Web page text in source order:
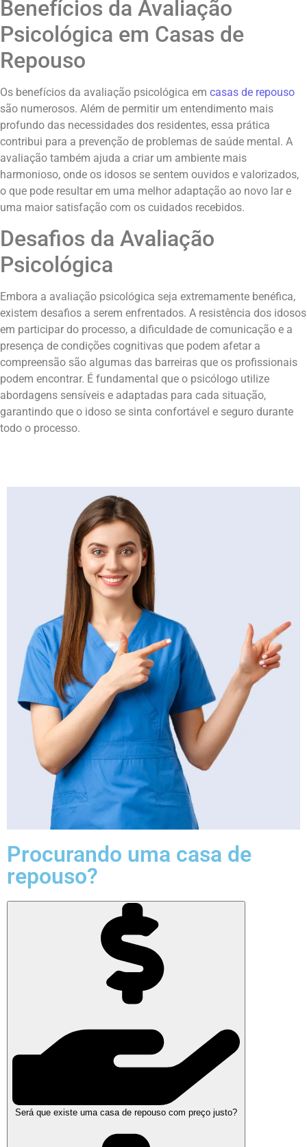
Benefícios da Avaliação
Psicológica em Casas de
Repouso
Os benefícios da avaliação psicológica em casas de repouso
são numerosos. Além de permitir um entendimento mais
profundo das necessidades dos residentes, essa prática
contribui para a prevenção de problemas de saúde mental. A
avaliação também ajuda a criar um ambiente mais
harmonioso, onde os idosos se sentem ouvidos e valorizados,
o que pode resultar em uma melhor adaptação ao novo lar e
uma maior satisfação com os cuidados recebidos.
Desafios da Avaliação
Psicológica
Embora a avaliação psicológica seja extremamente benéfica,
existem desafios a serem enfrentados. A resistência dos idosos
em participar do processo, a dificuldade de comunicação e a
presença de condições cognitivas que podem afetar a
compreensão são algumas das barreiras que os profissionais
podem encontrar. É fundamental que o psicólogo utilize
abordagens sensíveis e adaptadas para cada situação,
garantindo que o idoso se sinta confortável e seguro durante
todo o processo.
Procurando uma casa de
repouso?
Será que existe uma casa de repouso com preço justo?